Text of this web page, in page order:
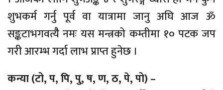
शुभकर्म गर्नु पूर्व वा यात्रामा जानु अघि आज ॐ
सङ्कटाभगवत्यैै नमः यस मन्त्रको कम्तीमा १० पटक जप
गरी आरम्भ गर्दा लाभ प्राप्त हुनेछ ।
कन्या (टो, प, पि, पु, ष, ण, ठ, पे, पो) –